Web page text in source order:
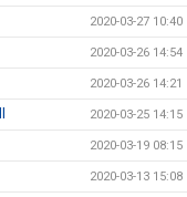
2020-03-27 10:40
2020-03-26 14:54
2020-03-26 14:21
2020-03-25 14:15
2020-03-19 08:15
2020-03-13 15:08